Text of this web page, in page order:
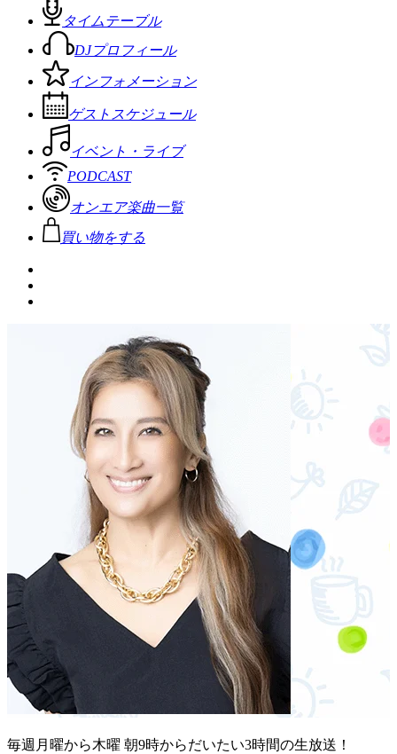
タイムテーブル
DJプロフィール
インフォメーション
ゲストスケジュール
イベント・ライブ
PODCAST
オンエア楽曲一覧
買い物をする
毎週月曜から木曜 朝9時からだいたい3時間の生放送！